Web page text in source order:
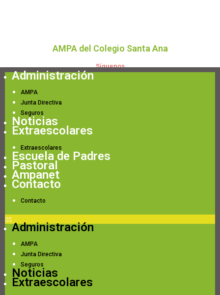
AMPA del Colegio Santa Ana
Síguenos
Administración
AMPA
Junta Directiva
Seguros
Noticias
Extraescolares
Extraescolares
Escuela de Padres
Pastoral
Ampanet
Contacto
Contacto
Administración
AMPA
Junta Directiva
Seguros
Noticias
Extraescolares